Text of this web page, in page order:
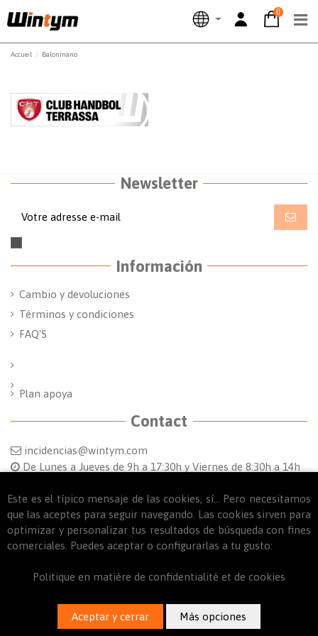
0
Accueil Balonmano
Newsletter
Información
Cambio y devoluciones
Términos y condiciones
FAQ'S
Plan apoya
Contact
incidencias@wintym.com
De Lunes a Jueves de 9h a 17:30h y Viernes de 8:30h a 14h
Este es el típico mensaje de las cookies, sí... Pero necesitamos
que las aceptes para seguir navegando. Las cookies sirven para
optimizar y personalizar tus resultados de búsqueda con fines
comerciales. Puedes aceptar o configurarlas a tu gusto:
Politique en matière de confidentialité et de cookies
Follow us
WINTYM © - 2020